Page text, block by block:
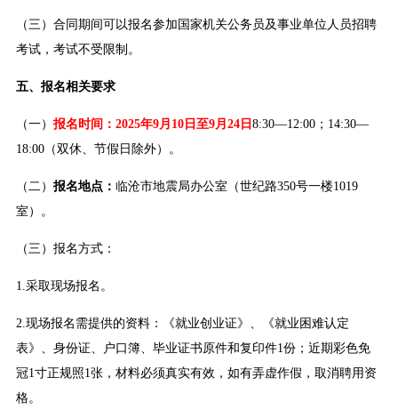
（三）合同期间可以报名参加国家机关公务员及事业单位人员招聘
考试，考试不受限制。
五、报名相关要求
（一） 报名时间：2025年9月10日至9月24日 8:30—12:00；14:30—
18:00（双休、节假日除外）。
（二） 报名地点： 临沧市地震局办公室（世纪路350号一楼1019
室）。
（三）报名方式：
1.采取现场报名。
2.现场报名需提供的资料：《就业创业证》、《就业困难认定
表》、身份证、户口簿、毕业证书原件和复印件1份；近期彩色免
冠1寸正规照1张，材料必须真实有效，如有弄虚作假，取消聘用资
格。